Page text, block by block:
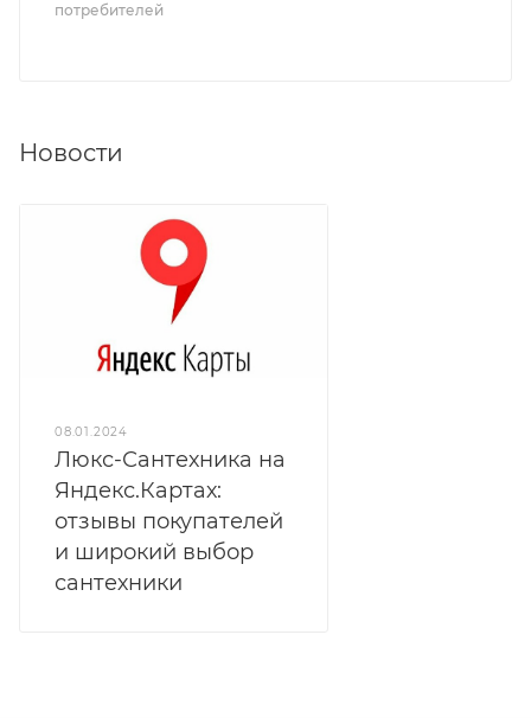
потребителей
Новости
08.01.2024
Люкс-Сантехника на
Яндекс.Картах:
отзывы покупателей
и широкий выбор
сантехники